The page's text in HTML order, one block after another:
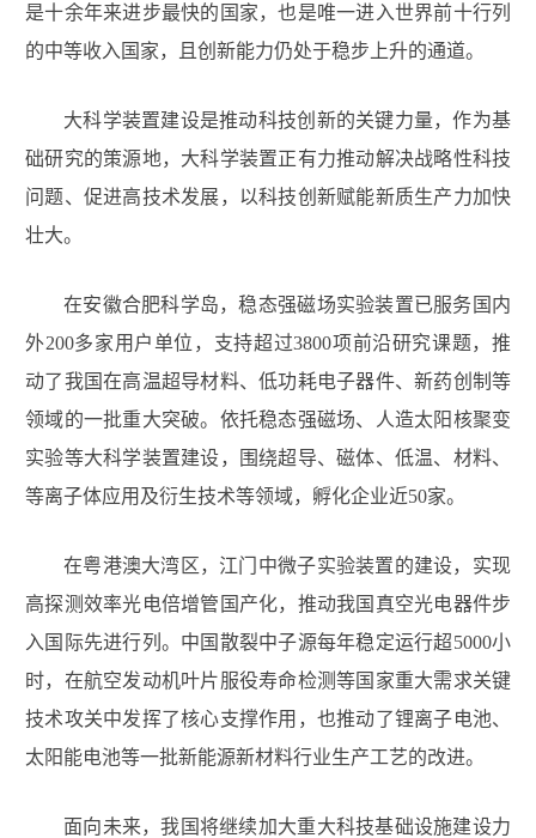
是十余年来进步最快的国家，也是唯一进入世界前十行列
的中等收入国家，且创新能力仍处于稳步上升的通道。
大科学装置建设是推动科技创新的关键力量，作为基
础研究的策源地，大科学装置正有力推动解决战略性科技
问题、促进高技术发展，以科技创新赋能新质生产力加快
壮大。
在安徽合肥科学岛，稳态强磁场实验装置已服务国内
外200多家用户单位，支持超过3800项前沿研究课题，推
动了我国在高温超导材料、低功耗电子器件、新药创制等
领域的一批重大突破。依托稳态强磁场、人造太阳核聚变
实验等大科学装置建设，围绕超导、磁体、低温、材料、
等离子体应用及衍生技术等领域，孵化企业近50家。
在粤港澳大湾区，江门中微子实验装置的建设，实现
高探测效率光电倍增管国产化，推动我国真空光电器件步
入国际先进行列。中国散裂中子源每年稳定运行超5000小
时，在航空发动机叶片服役寿命检测等国家重大需求关键
技术攻关中发挥了核心支撑作用，也推动了锂离子电池、
太阳能电池等一批新能源新材料行业生产工艺的改进。
面向未来，我国将继续加大重大科技基础设施建设力